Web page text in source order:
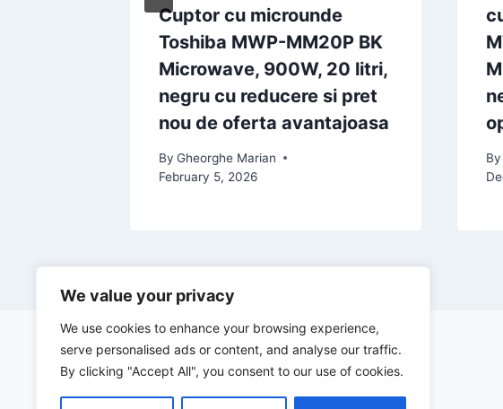
We value your privacy
We use cookies to enhance your browsing experience,
serve personalised ads or content, and analyse our traffic.
By clicking "Accept All", you consent to our use of cookies.
Cuptor cu microunde
Toshiba MWP-MM20P BK
Microwave, 900W, 20 litri,
negru cu reducere si pret
nou de oferta avantajoasa
By Gheorghe Marian
February 5, 2026
By